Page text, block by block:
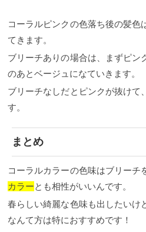
コーラルピンクの色落ち後の髪色
てきます。
ブリーチありの場合は、まずピン
のあとベージュになていきます。
ブリーチなしだとピンクが抜けて、
す。
まとめ
コーラルカラーの色味はブリーチ
カラーとも相性がいいんです。
春らしい綺麗な色味も出したいけ
なんて方は特におすすめです！